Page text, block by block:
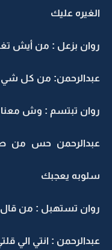
الغيره عليك
روان بزعل : من أيش تغير
عبدالرحمن: من كل شي
روان تبتسم : وش معنا
عبدالرحمن حس من
سلوبه يعجبك
روان تستهبل : من قال
عبدالرحمن : انتي الي قلتي